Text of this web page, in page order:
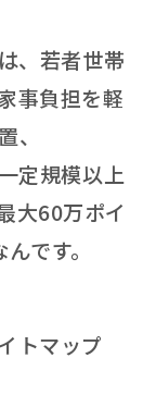
、若者世帯
事負担を軽
、
定規模以上
大60万ポイ
です。
トマップ